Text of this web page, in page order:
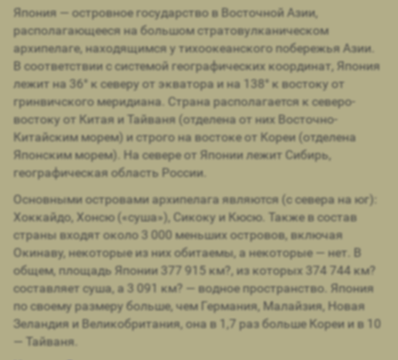
Япония — островное государство в Восточной Азии,
располагающееся на большом стратовулканическом
архипелаге, находящимся у тихоокеанского побережья Азии.
В соответствии с системой географических координат, Япония
лежит на 36° к северу от экватора и на 138° к востоку от
гринвичского меридиана. Страна располагается к северо-
востоку от Китая и Тайваня (отделена от них Восточно-
Китайским морем) и строго на востоке от Кореи (отделена
Японским морем). На севере от Японии лежит Сибирь,
географическая область России.
Основными островами архипелага являются (с севера на юг):
Хоккайдо, Хонсю («суша»), Сикоку и Кюсю. Также в состав
страны входят около 3 000 меньших островов, включая
Окинаву, некоторые из них обитаемы, а некоторые — нет. В
общем, площадь Японии 377 915 км?, из которых 374 744 км?
составляет суша, а 3 091 км? — водное пространство. Япония
по своему размеру больше, чем Германия, Малайзия, Новая
Зеландия и Великобритания, она в 1,7 раз больше Кореи и в 10
— Тайваня.